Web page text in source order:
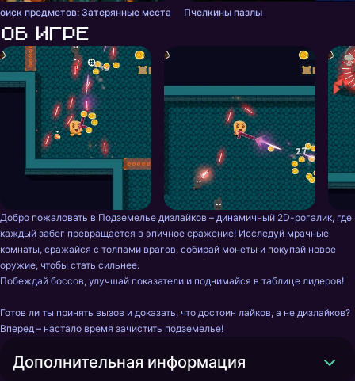
предметов: Затерянные места Пчелкины пазлы
Об игре
Добро пожаловать в Подземелье дизлайков – динамичный 2D-рогалик, где
каждый забег превращается в эпичное сражение! Исследуй мрачные
комнаты, сражайся с толпами врагов, собирай монеты и покупай новое
оружие, чтобы стать сильнее.
Побеждай боссов, улучшай показатели и поднимайся в таблице лидеров!
Готов ли ты принять вызов и доказать, что достоин лайков, а не дизлайков?
Вперед – настало время зачистить подземелье!
Дополнительная информация